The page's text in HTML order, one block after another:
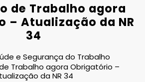
de Trabalho agora
– Atualização da NR
34
e Segurança do Trabalho
Trabalho agora Obrigatório –
da NR 34